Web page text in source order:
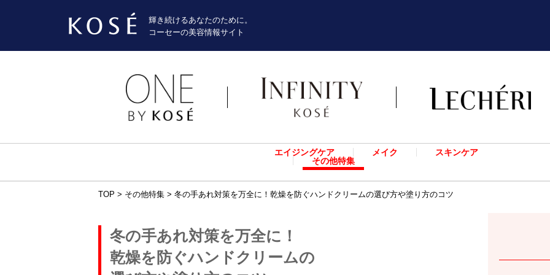
輝き続けるあなたのために。
コーセーの美容情報サイト
エイジングケア メイク
スキンケア
その他特集
TOP > その他特集 > 冬の手あれ対策を万全に！乾燥を防ぐハンドクリームの選び方や塗り方のコツ
冬の手あれ対策を万全に！
乾燥を防ぐハンドクリームの